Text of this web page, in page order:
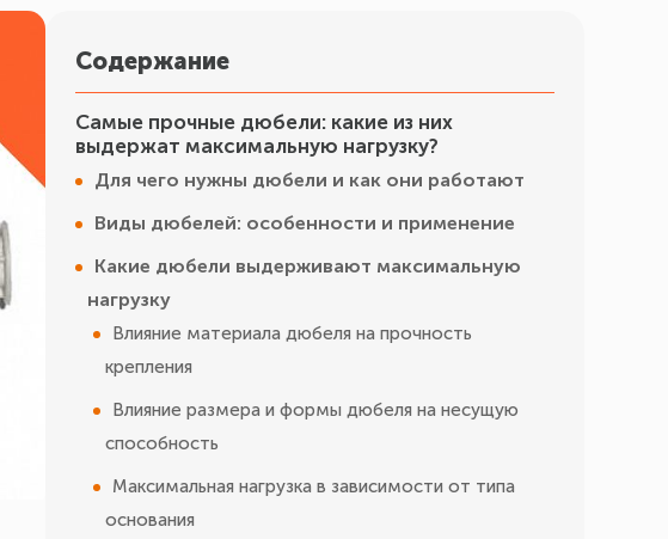
Содержание
Самые прочные дюбели: какие из них
выдержат максимальную нагрузку?
Для чего нужны дюбели и как они работают
Виды дюбелей: особенности и применение
Какие дюбели выдерживают максимальную
нагрузку
Влияние материала дюбеля на прочность
крепления
Влияние размера и формы дюбеля на несущую
способность
Максимальная нагрузка в зависимости от типа
основания